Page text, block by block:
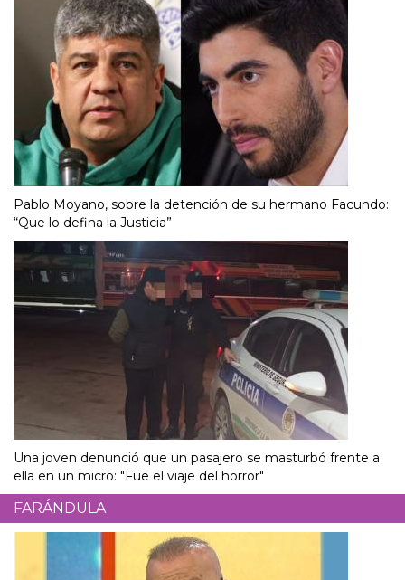
Pablo Moyano, sobre la detención de su hermano Facundo:
“Que lo defina la Justicia”
Una joven denunció que un pasajero se masturbó frente a
ella en un micro: "Fue el viaje del horror"
FARÁNDULA